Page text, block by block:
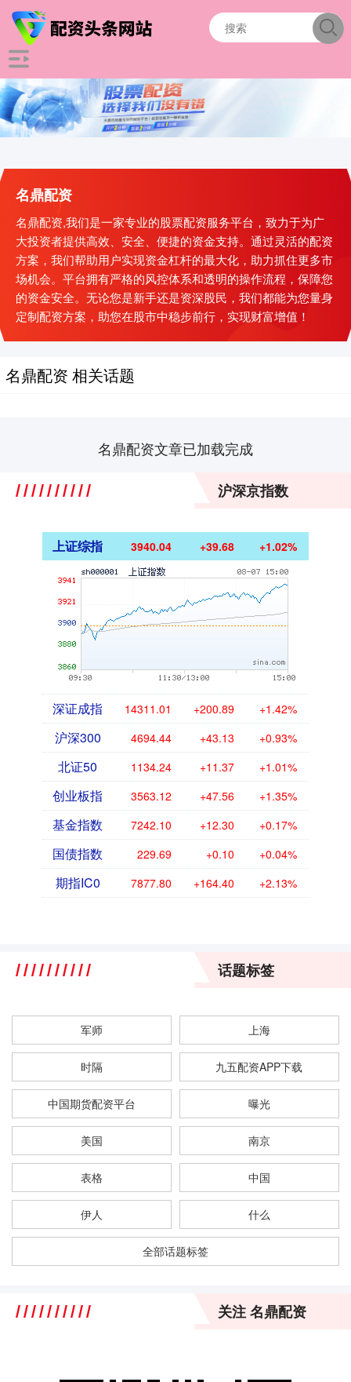
名鼎配资
名鼎配资,我们是一家专业的股票配资服务平台，致力于为广
大投资者提供高效、安全、便捷的资金支持。通过灵活的配资
方案，我们帮助用户实现资金杠杆的最大化，助力抓住更多市
场机会。平台拥有严格的风控体系和透明的操作流程，保障您
的资金安全。无论您是新手还是资深股民，我们都能为您量身
定制配资方案，助您在股市中稳步前行，实现财富增值！
名鼎配资 相关话题
名鼎配资文章已加载完成
沪深京指数
上证综指 3940.04 +39.68 +1.02%
深证成指 14311.01 +200.89 +1.42%
沪深300 4694.44 +43.13 +0.93%
北证50 1134.24 +11.37 +1.01%
创业板指 3563.12 +47.56 +1.35%
基金指数 7242.10 +12.30 +0.17%
国债指数 229.69 +0.10 +0.04%
期指IC0 7877.80 +164.40 +2.13%
话题标签
军师 上海
时隔 九五配资APP下载
中国期货配资平台 曝光
美国 南京
表格 中国
伊人 什么
全部话题标签
关注 名鼎配资